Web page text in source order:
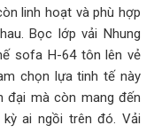
linh hoạt và phù hợp
Bọc lớp vải Nhung
sofa H-64 tôn lên vẻ
chọn lựa tinh tế này
đại mà còn mang đến
ai ngồi trên đó. Vải